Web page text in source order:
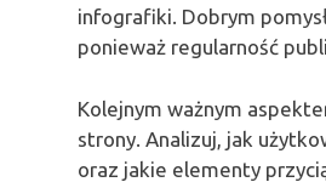
infografiki. Dobrym
ponieważ regularność
Kolejnym ważnym
strony. Analizuj, jak
oraz jakie elementy